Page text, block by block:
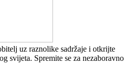
uz raznolike sadržaje i otkrijte
svijeta. Spremite se za nezaboravno